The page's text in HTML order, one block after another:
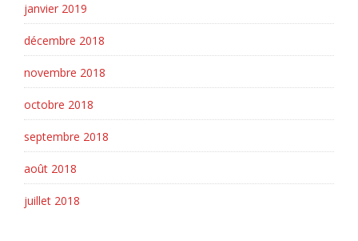
janvier 2019
décembre 2018
novembre 2018
octobre 2018
septembre 2018
août 2018
juillet 2018